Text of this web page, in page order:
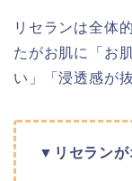
リセランは全体
たがお肌に「お
い」「浸透感が
▼リセラン